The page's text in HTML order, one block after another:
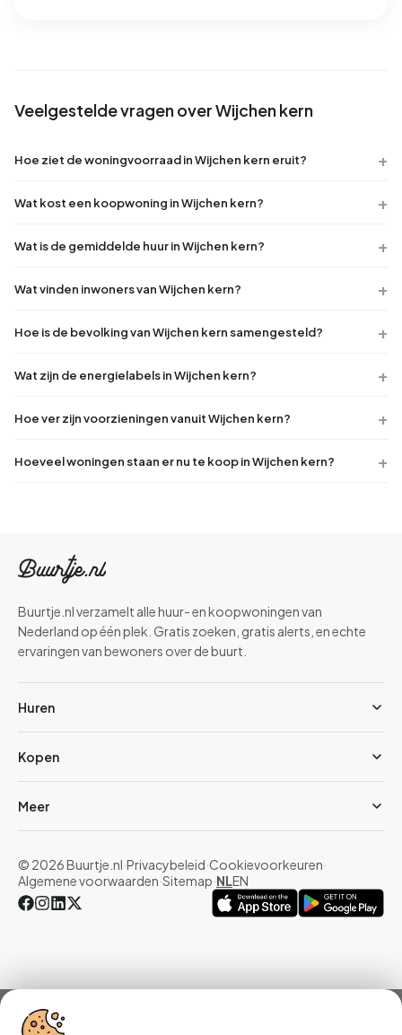
Veelgestelde vragen over Wijchen kern
Hoe ziet de woningvoorraad in Wijchen kern eruit?
Wat kost een koopwoning in Wijchen kern?
Wat is de gemiddelde huur in Wijchen kern?
Wat vinden inwoners van Wijchen kern?
Hoe is de bevolking van Wijchen kern samengesteld?
Wat zijn de energielabels in Wijchen kern?
Hoe ver zijn voorzieningen vanuit Wijchen kern?
Hoeveel woningen staan er nu te koop in Wijchen kern?
Buurtje.nl verzamelt alle huur- en koopwoningen van
Nederland op één plek. Gratis zoeken, gratis alerts, en echte
ervaringen van bewoners over de buurt.
Huren
Kopen
Meer
© 2026 Buurtje.nl·Privacybeleid·Cookievoorkeuren·
Algemene voorwaarden·Sitemap·NLEN